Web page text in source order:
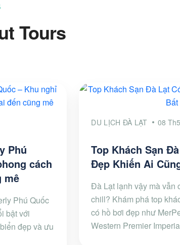
Tours
Phú
cách
mê
Phú Quốc
bật với
đẹp và ưu
DU LỊCH ĐÀ LẠT 08
Top Khách Sạn
Đẹp Khiến Ai
Đà Lạt lạnh vậy mà vẫn
chill? Khám phá top
có hồ bơi đẹp như
Western Premier